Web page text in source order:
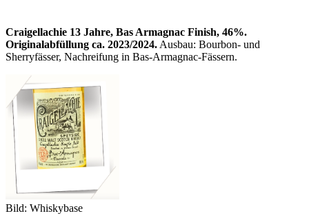
Craigellachie 13 Jahre, Bas Armagnac Finish, 46%.
Originalabfüllung ca. 2023/2024. Ausbau: Bourbon- und
Sherryfässer, Nachreifung in Bas-Armagnac-Fässern.
Bild: Whiskybase